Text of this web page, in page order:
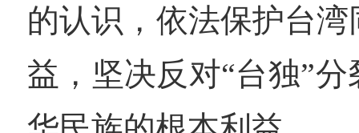
的认识，依法保护台
益，坚决反对“台独”